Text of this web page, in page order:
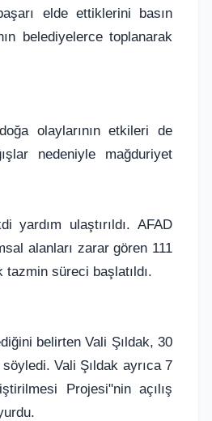
elde ettiklerini basın
belediyelerce toplanarak
olaylarının etkileri de
nedeniyle mağduriyet
ulaştırıldı. AFAD
alanları zarar gören 111
süreci başlatıldı.
belirten Vali Şıldak, 30
Vali Şıldak ayrıca 7
Projesi"nin açılış